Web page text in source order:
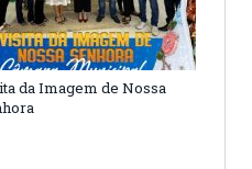
da Imagem de Nossa